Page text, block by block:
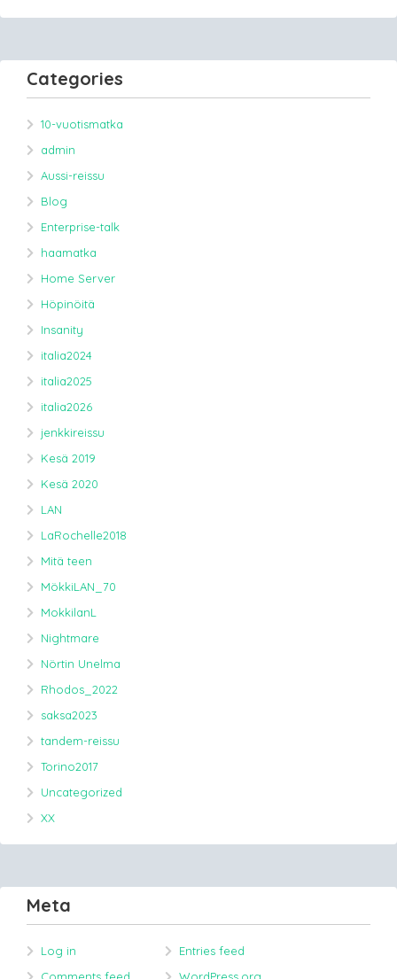
Categories
10-vuotismatka
admin
Aussi-reissu
Blog
Enterprise-talk
haamatka
Home Server
Höpinöitä
Insanity
italia2024
italia2025
italia2026
jenkkireissu
Kesä 2019
Kesä 2020
LAN
LaRochelle2018
Mitä teen
MökkiLAN_70
MokkilanL
Nightmare
Nörtin Unelma
Rhodos_2022
saksa2023
tandem-reissu
Torino2017
Uncategorized
XX
Meta
Log in
Entries feed